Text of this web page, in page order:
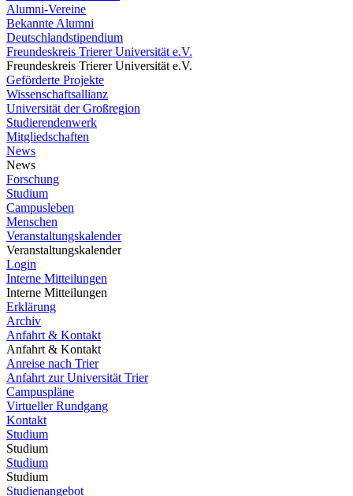
Alumni-Vereine
Bekannte Alumni
Deutschlandstipendium
Freundeskreis Trierer Universität e.V.
Freundeskreis Trierer Universität e.V.
Geförderte Projekte
Wissenschaftsallianz
Universität der Großregion
Studierendenwerk
Mitgliedschaften
News
News
Forschung
Studium
Campusleben
Menschen
Veranstaltungskalender
Veranstaltungskalender
Login
Interne Mitteilungen
Interne Mitteilungen
Erklärung
Archiv
Anfahrt & Kontakt
Anfahrt & Kontakt
Anreise nach Trier
Anfahrt zur Universität Trier
Campuspläne
Virtueller Rundgang
Kontakt
Studium
Studium
Studium
Studium
Studienangebot